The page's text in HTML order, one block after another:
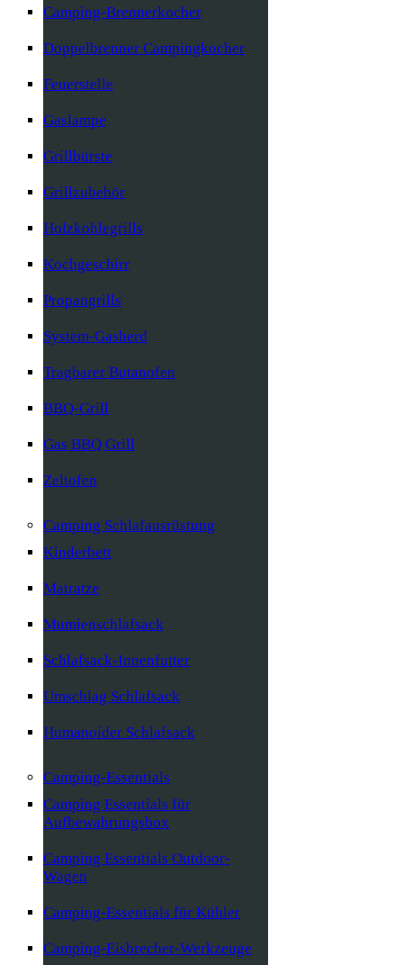
Camping-Brennerkocher
Doppelbrenner Campingkocher
Feuerstelle
Gaslampe
Grillbürste
Grillzubehör
Holzkohlegrills
Kochgeschirr
Propangrills
System-Gasherd
Tragbarer Butanofen
BBQ-Grill
Gas BBQ Grill
Zeltofen
Camping Schlafausrüstung
Kinderbett
Matratze
Mumienschlafsack
Schlafsack-Innenfutter
Umschlag Schlafsack
Humanoider Schlafsack
Camping-Essentials
Camping Essentials für
Aufbewahrungsbox
Camping Essentials Outdoor-
Wagen
Camping-Essentials für Kühler
Camping-Eisbrecher-Werkzeuge